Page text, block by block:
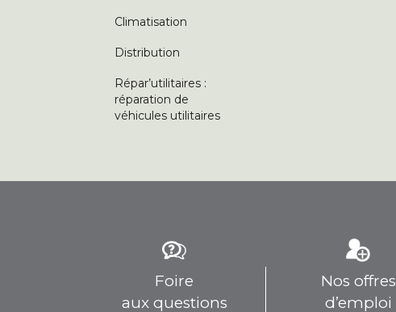
Climatisation
Distribution
Répar’utilitaires :
réparation de
véhicules utilitaires
Foire
aux questions
Nos offres
d’emploi